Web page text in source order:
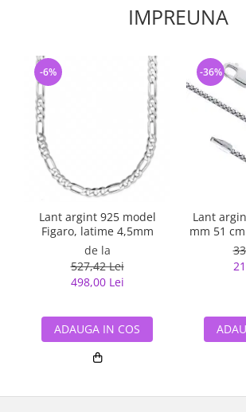
IMPREUNA
Lant argint 925 model
Figaro, latime 4,5mm
de la
527,42 Lei
498,00 Lei
-6%
ADAUGA IN COS
Lant
mm 51
-36%